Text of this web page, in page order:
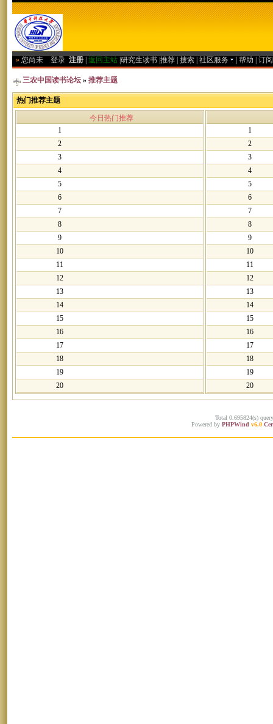
» 您尚未 登录 注册 返回主站 研究生读书 推荐 搜索 社区服务 帮助 订
三农中国读书论坛 » 推荐主题
热门推荐主题
今日热门推荐
1
2
3
4
5
6
7
8
9
10
11
12
13
14
15
16
17
18
19
20
1
2
3
4
5
6
7
8
9
10
11
12
13
14
15
16
17
18
19
20
Total 0.695824(s)
Powered by PHPWind v6.0